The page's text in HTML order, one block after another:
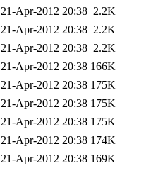
21-Apr-2012 20:38 2.2K
21-Apr-2012 20:38 2.2K
21-Apr-2012 20:38 2.2K
21-Apr-2012 20:38 166K
21-Apr-2012 20:38 175K
21-Apr-2012 20:38 175K
21-Apr-2012 20:38 175K
21-Apr-2012 20:38 174K
21-Apr-2012 20:38 169K